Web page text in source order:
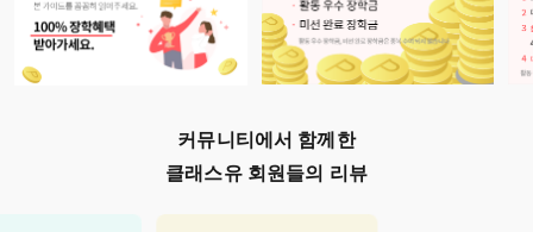
커뮤니티에서 함께한
클래스유 회원들의 리뷰